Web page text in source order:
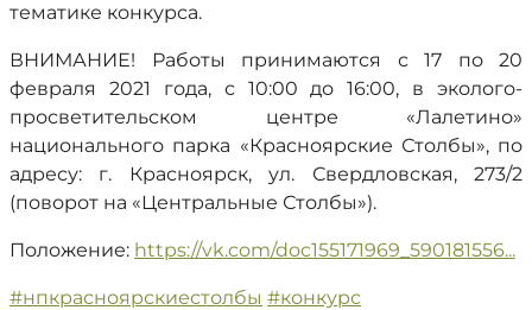
тематике конкурса.
ВНИМАНИЕ! Работы принимаются с 17 по 20
февраля 2021 года, с 10:00 до 16:00, в эколого-
просветительском центре «Лалетино»
национального парка «Красноярские Столбы», по
адресу: г. Красноярск, ул. Свердловская, 273/2
(поворот на «Центральные Столбы»).
Положение: https://vk.com/doc155171969_590181556...
#нпкрасноярскиестолбы #конкурс